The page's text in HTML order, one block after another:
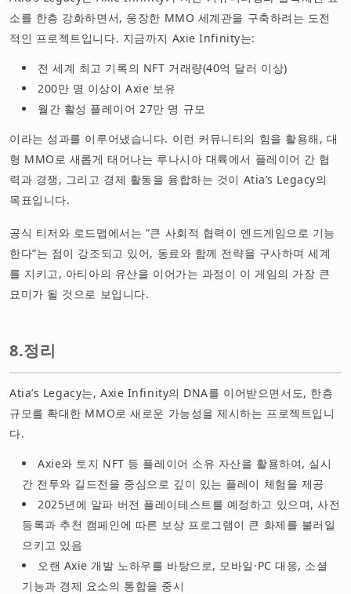
소를 한층 강화하면서, 웅장한 MMO 세계관을 구축하려는 도전
적인 프로젝트입니다. 지금까지 Axie Infinity는:
전 세계 최고 기록의 NFT 거래량(40억 달러 이상)
200만 명 이상이 Axie 보유
월간 활성 플레이어 27만 명 규모
이라는 성과를 이루어냈습니다. 이런 커뮤니티의 힘을 활용해, 대
형 MMO로 새롭게 태어나는 루나시아 대륙에서 플레이어 간 협
력과 경쟁, 그리고 경제 활동을 융합하는 것이 Atia’s Legacy의
목표입니다.
공식 티저와 로드맵에서는 “큰 사회적 협력이 엔드게임으로 기능
한다”는 점이 강조되고 있어, 동료와 함께 전략을 구사하며 세계
를 지키고, 아티아의 유산을 이어가는 과정이 이 게임의 가장 큰
묘미가 될 것으로 보입니다.
8.정리
Atia’s Legacy는, Axie Infinity의 DNA를 이어받으면서도, 한층
규모를 확대한 MMO로 새로운 가능성을 제시하는 프로젝트입니
다.
Axie와 토지 NFT 등 플레이어 소유 자산을 활용하여, 실시
간 전투와 길드전을 중심으로 깊이 있는 플레이 체험을 제공
2025년에 알파 버전 플레이테스트를 예정하고 있으며, 사전
등록과 추천 캠페인에 따른 보상 프로그램이 큰 화제를 불러일
으키고 있음
오랜 Axie 개발 노하우를 바탕으로, 모바일·PC 대응, 소셜
기능과 경제 요소의 통합을 중시